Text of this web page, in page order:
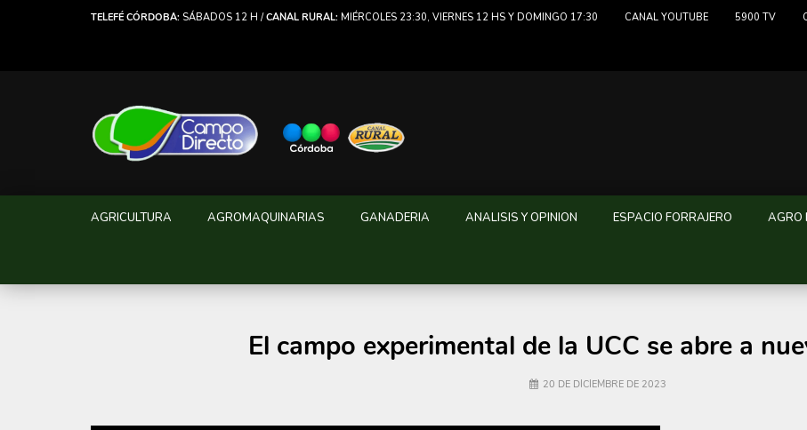
TELEFÉ CÓRDOBA: SÁBADOS 12 H /CANAL RURAL: MIÉRCOLES 23:30, VIERNES 12 HS Y DOMINGO 17:30 CANAL YOUTUBE 5900 TV
AGRICULTURA AGROMAQUINARIAS GANADERIA ANALISIS Y OPINION ESPACIO FORRAJERO AGRO
El campo experimental de la UCC se abre a
20 DE DICIEMBRE DE 2023